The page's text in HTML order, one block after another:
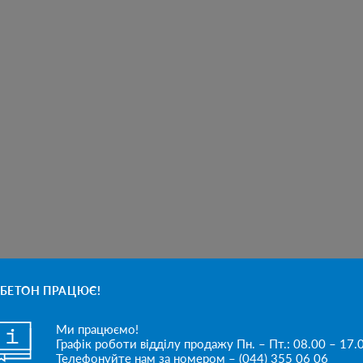
ПРАЦЮЄ!
Ми працюємо!
Графік роботи відділу продажу Пн. – Пт.: 08.00 –
Телефонуйте нам за номером – (044) 355 06 06